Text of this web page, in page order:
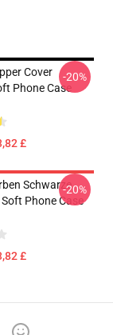
Cover
Phone Case
£
-20%
Schwarze
Phone Case
£
-20%